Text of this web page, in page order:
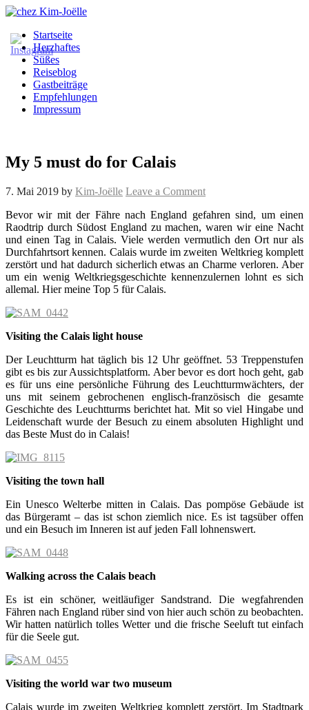
Startseite
Herzhaftes
Süßes
Reiseblog
Gastbeiträge
Empfehlungen
Impressum
My 5 must do for Calais
7. Mai 2019 by Kim-Joëlle Leave a Comment
Bevor wir mit der Fähre nach England gefahren sind, um einen
Raodtrip durch Südost England zu machen, waren wir eine Nacht
und einen Tag in Calais. Viele werden vermutlich den Ort nur als
Durchfahrtsort kennen. Calais wurde im zweiten Weltkrieg komplett
zerstört und hat dadurch sicherlich etwas an Charme verloren. Aber
um ein wenig Weltkriegsgeschichte kennenzulernen lohnt es sich
allemal. Hier meine Top 5 für Calais.
Visiting the Calais light house
Der Leuchtturm hat täglich bis 12 Uhr geöffnet. 53 Treppenstufen
gibt es bis zur Aussichtsplatform. Aber bevor es dort hoch geht, gab
es für uns eine persönliche Führung des Leuchtturmwächters, der
uns mit seinem gebrochenen englisch-französisch die gesamte
Geschichte des Leuchtturms berichtet hat. Mit so viel Hingabe und
Leidenschaft wurde der Besuch zu einem absoluten Highlight und
das Beste Must do in Calais!
Visiting the town hall
Ein Unesco Welterbe mitten in Calais. Das pompöse Gebäude ist
das Bürgeramt – das ist schon ziemlich nice. Es ist tagsüber offen
und ein Besuch im Inneren ist auf jeden Fall lohnenswert.
Walking across the Calais beach
Es ist ein schöner, weitläufiger Sandstrand. Die wegfahrenden
Fähren nach England rüber sind von hier auch schön zu beobachten.
Wir hatten natürlich tolles Wetter und die frische Seeluft tut einfach
für die Seele gut.
Visiting the world war two museum
Calais wurde im zweiten Weltkrieg komplett zerstört. Im Stadtpark